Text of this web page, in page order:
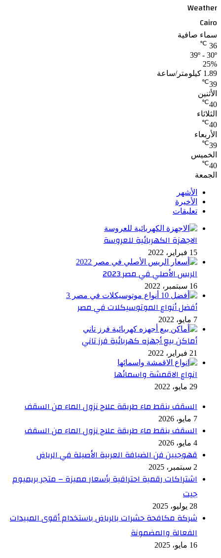
Weather
Cairo
سماء صافية
36
℃
39º - 30º
25%
1.89 كيلومتر/ساعة
39
℃
الأثنين
40
℃
الثلاثاء
40
℃
الأربعاء
39
℃
الخميس
40
℃
الجمعة
الأشهر
الأخيرة
تعليقات
الاجهزة الكهربائية للعروسة
15 فبراير، 2022
الريس الأصلي في مصر 2023
16 سبتمبر، 2022
أفضل أنواع الموتوسيكلات في مصر
7 مايو، 2022
أماكن بيع أجهزه كهربائية فرز تاني
21 فبراير، 2022
انواع الاقمشة واسمائها
29 مايو، 2022
السقف ينقط ماء طريقة علاج نزول الماء من السقف
7 مايو، 2026
السقف ينقط ماء طريقة علاج نزول الماء من السقف
4 مايو، 2026
قهوجيين فن الضيافة العربية الأصيلة في الرياض
2 سبتمبر، 2025
اشتراكات رقمية احترافية بأسعار مميزة – متجر بريميوم
جيت
28 يوليو، 2025
شركة مكافحة حشرات بالرياض باستخدام أقوى المبيدات
الفعالة والمضمونة
16 مايو، 2025